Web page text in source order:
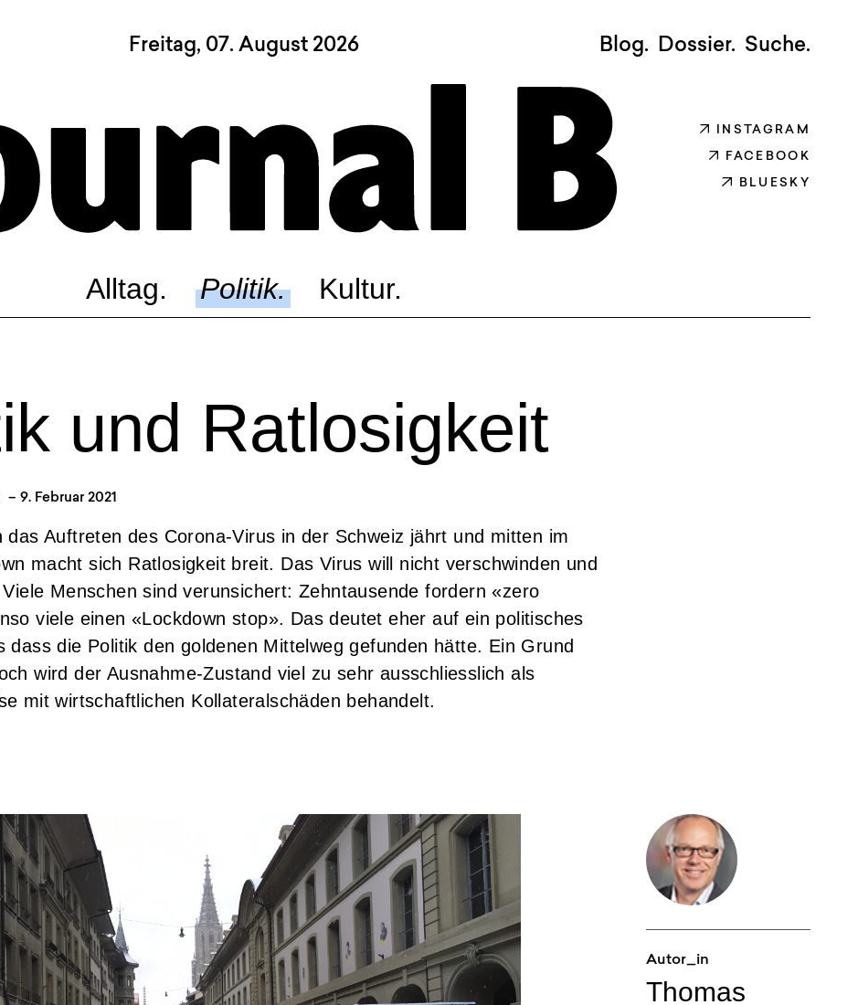
Freitag, 07. August 2026
INSTAGRAM
FACEBOOK
BLUESKY
Alltag. Politik. Kultur.
Blog. Dossier. Suche.
Blog.
Suche.
und Ratlosigkeit
– 9. Februar 2021
das Auftreten des Corona-Virus in der Schweiz jährt und mitten im
macht sich Ratlosigkeit breit. Das Virus will nicht verschwinden und
Menschen sind verunsichert: Zehntausende fordern «zero
viele einen «Lockdown stop». Das deutet eher auf ein politisches
dass die Politik den goldenen Mittelweg gefunden hätte. Ein Grund
wird der Ausnahme-Zustand viel zu sehr ausschliesslich als
mit wirtschaftlichen Kollateralschäden behandelt.
Autor_in
Thomas